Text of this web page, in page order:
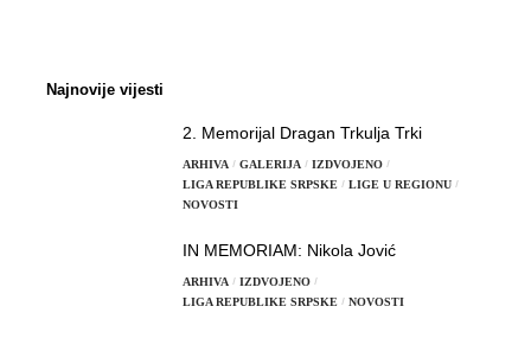
Najnovije vijesti
2. Memorijal Dragan Trkulja Trki
ARHIVA GALERIJA
IZDVOJENO
LIGA REPUBLIKE SRPSKE
LIGE U REGIONU
NOVOSTI
IN MEMORIAM: Nikola Jović
ARHIVA
IZDVOJENO
LIGA REPUBLIKE SRPSKE
NOVOSTI